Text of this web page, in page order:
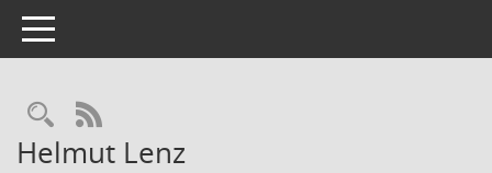
Toggle navigation
Rechercheauswahl
RSS-Feed
Helmut Lenz